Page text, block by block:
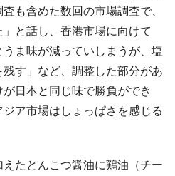
も含めた数回の市場調査で、
と話し、香港市場に向けて
うま味が減っていしまうが、塩
す」など、調整した部分があ
日本と同じ味で勝負ができ
ア市場はしょっぱさを感じる
たとんこつ醤油に鶏油（チー